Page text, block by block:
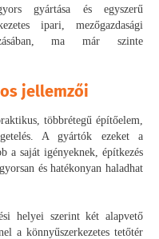
gyártása és egyszerű
ipari, mezőgazdasági
ma már szinte
jellemzői
többrétegű építőelem,
A gyártók ezeket a
a saját igényeknek, építkezés
és hatékonyan haladhat
helyei szerint két alapvető
a könnyűszerkezetes tetőtér